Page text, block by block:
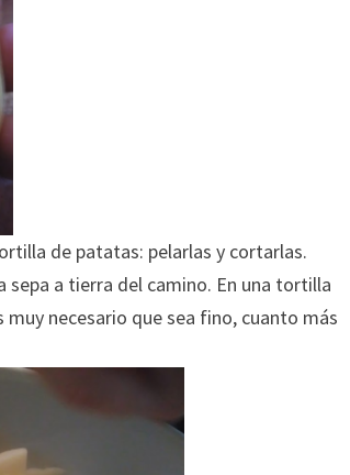
de patatas: pelarlas y cortarlas.
a tierra del camino. En una tortilla
necesario que sea fino, cuanto más